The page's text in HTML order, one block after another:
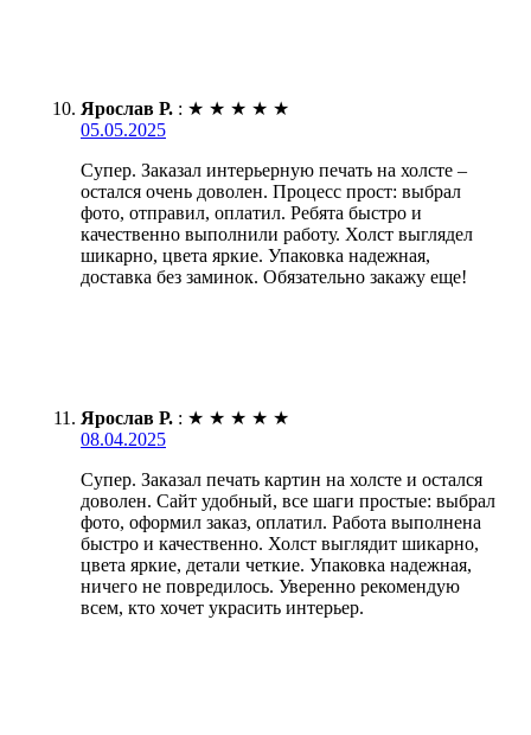
Ярослав Р. : ★ ★ ★ ★ ★
05.05.2025
Супер. Заказал интерьерную печать на холсте –
остался очень доволен. Процесс прост: выбрал
фото, отправил, оплатил. Ребята быстро и
качественно выполнили работу. Холст выглядел
шикарно, цвета яркие. Упаковка надежная,
доставка без заминок. Обязательно закажу еще!
Ярослав Р. : ★ ★ ★ ★ ★
08.04.2025
Супер. Заказал печать картин на холсте и остался
доволен. Сайт удобный, все шаги простые: выбрал
фото, оформил заказ, оплатил. Работа выполнена
быстро и качественно. Холст выглядит шикарно,
цвета яркие, детали четкие. Упаковка надежная,
ничего не повредилось. Уверенно рекомендую
всем, кто хочет украсить интерьер.